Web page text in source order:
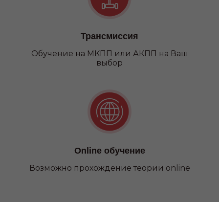
Трансмиссия
Обучение на МКПП или АКПП на Ваш
выбор
Online обучение
Возможно прохождение теории online
Категория С